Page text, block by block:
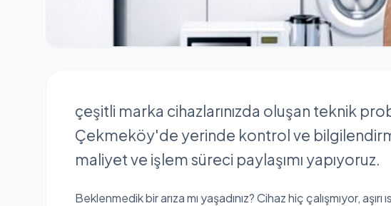
çeşitli marka cihazlarınızda oluşan teknik
Çekmeköy'de yerinde kontrol ve
maliyet ve işlem süreci paylaşımı yapıyoruz.
Beklenmedik bir arıza mı yaşadınız? Cihaz hiç çalışmıyor, aşırı